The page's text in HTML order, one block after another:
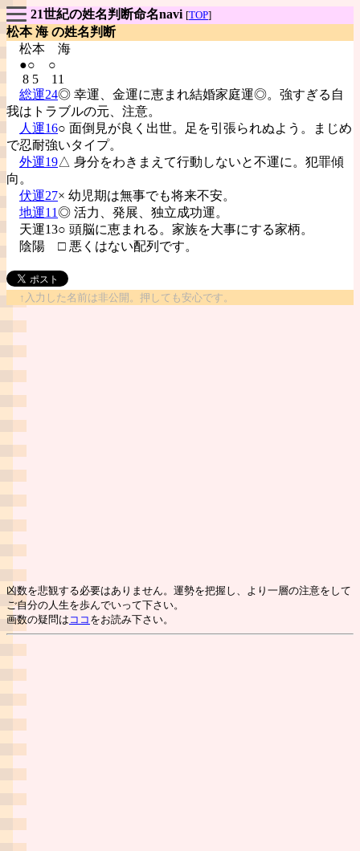
21世紀の姓名判断命名navi [TOP]
松本 海 の姓名判断
松本 海
●○ ○
8 5 11
総運24◎ 幸運、金運に恵まれ結婚家庭運◎。強すぎる自
我はトラブルの元、注意。
人運16○ 面倒見が良く出世。足を引張られぬよう。まじめ
で忍耐強いタイプ。
外運19△ 身分をわきまえて行動しないと不運に。犯罪傾
向。
伏運27× 幼児期は無事でも将来不安。
地運11◎ 活力、発展、独立成功運。
天運13○ 頭脳に恵まれる。家族を大事にする家柄。
陰陽 □ 悪くはない配列です。
↑入力した名前は非公開。押しても安心です。
凶数を悲観する必要はありません。運勢を把握し、より一層の注意をして
ご自分の人生を歩んでいって下さい。
画数の疑問は ココ をお読み下さい。